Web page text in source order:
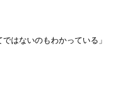
はないのもわかっている」